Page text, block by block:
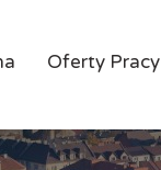
Oferty Pracy